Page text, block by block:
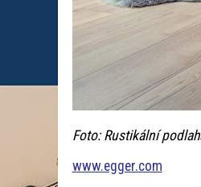
Foto: Rustikální
www.egger.com